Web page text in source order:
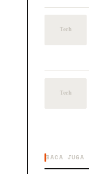
BACA JUGA